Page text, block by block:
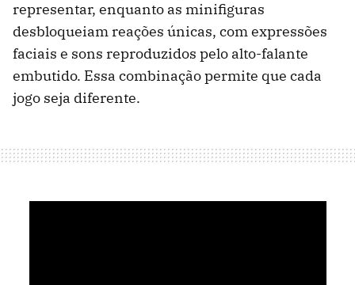
representar, enquanto as minifiguras
desbloqueiam reações únicas, com expressões
faciais e sons reproduzidos pelo alto-falante
embutido. Essa combinação permite que cada
jogo seja diferente.